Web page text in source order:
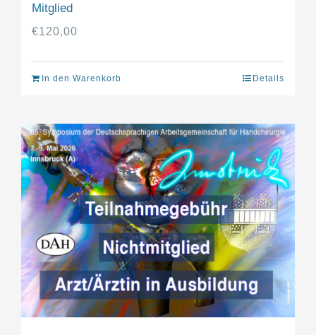
Mitglied
€120,00
In den Warenkorb Details